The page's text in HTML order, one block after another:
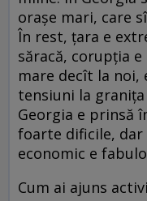
oraşe mari, care
În rest, ţara e
săracă, corupţia
mare decît la noi,
tensiuni la graniţa
Georgia e prinsă
foarte dificile,
economic e
Cum ai ajuns